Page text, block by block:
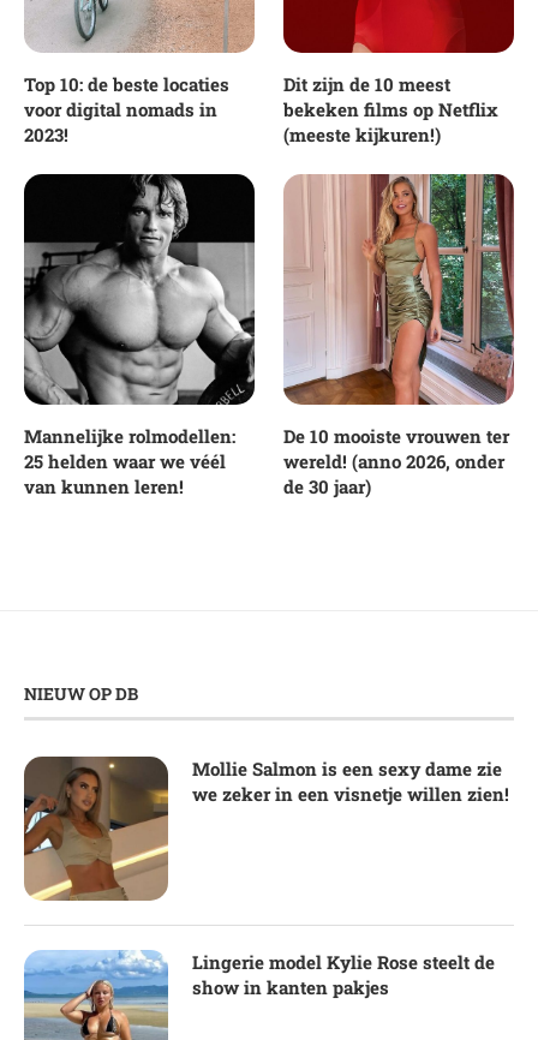
Top 10: de beste locaties
voor digital nomads in
2023!
Dit zijn de 10 meest
bekeken films op Netflix
(meeste kijkuren!)
Mannelijke rolmodellen:
25 helden waar we véél
van kunnen leren!
De 10 mooiste vrouwen ter
wereld! (anno 2026, onder
de 30 jaar)
NIEUW OP DB
Mollie Salmon is een sexy dame zie
we zeker in een visnetje willen zien!
Lingerie model Kylie Rose steelt de
show in kanten pakjes